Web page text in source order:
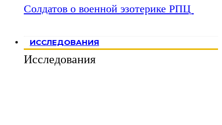
Солдатов о военной эзотерике РПЦ
ИССЛЕДОВАНИЯ
Исследования